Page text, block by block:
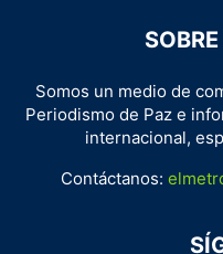
Somos un medio de
Periodismo de Paz e
internacional,
Contáctanos: